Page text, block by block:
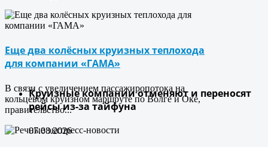
Еще два колёсных круизных теплохода
для компании «ГАМА»
В связи с увеличением пассажиропотока на
кольцевом круизном маршруте по Волге и Оке,
правительство...
Круизные компании отменяют и переносят
рейсы из-за тайфуна
07.08.2026